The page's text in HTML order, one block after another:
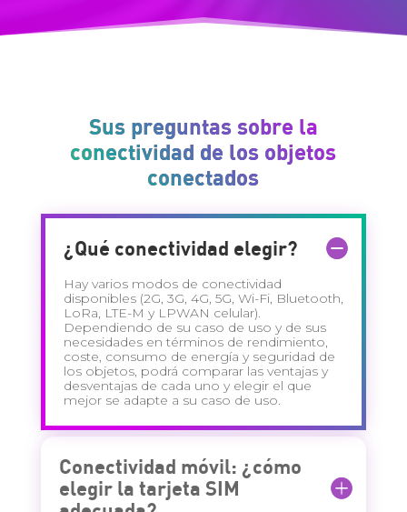
Sus preguntas sobre la
conectividad de los objetos
conectados
¿Qué conectividad elegir?
Hay varios modos de conectividad
disponibles (2G, 3G, 4G, 5G, Wi-Fi, Bluetooth,
LoRa, LTE-M y LPWAN celular).
Dependiendo de su caso de uso y de sus
necesidades en términos de rendimiento,
coste, consumo de energía y seguridad de
los objetos, podrá comparar las ventajas y
desventajas de cada uno y elegir el que
mejor se adapte a su caso de uso.
Conectividad móvil: ¿cómo
elegir la tarjeta SIM